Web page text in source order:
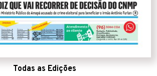
Todas as Edições